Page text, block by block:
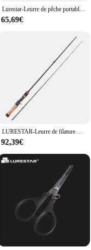
making them suitable for
or just starting out,
that they deliver
for both recreational
Lurestar-Leurre de pêche portable en carbone pour eau douce, guides Fuji, filature, prise en compte du plus récent bar, voyage, nouveauté, 2025
65,69€
LURESTAR-Leurre de filature AMER à haute teneur en carbone, 1.65m, 1.72m, L/UL, puissance F, action, WT 1-12g, nouveau flux
92,39€